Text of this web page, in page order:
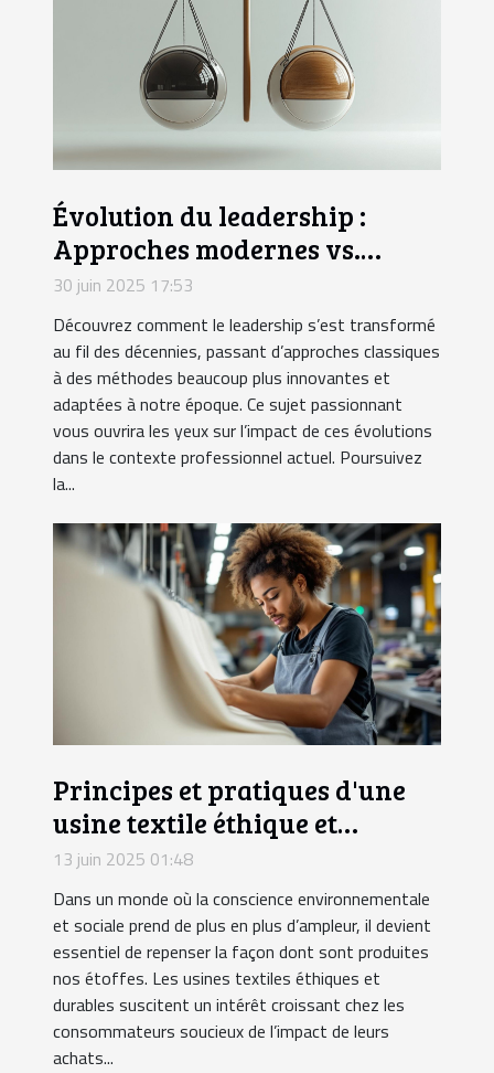
Évolution du leadership :
Approches modernes vs.
traditionnelles
30 juin 2025 17:53
Découvrez comment le leadership s’est transformé
au fil des décennies, passant d’approches classiques
à des méthodes beaucoup plus innovantes et
adaptées à notre époque. Ce sujet passionnant
vous ouvrira les yeux sur l’impact de ces évolutions
dans le contexte professionnel actuel. Poursuivez
la...
Principes et pratiques d'une
usine textile éthique et
durable
13 juin 2025 01:48
Dans un monde où la conscience environnementale
et sociale prend de plus en plus d’ampleur, il devient
essentiel de repenser la façon dont sont produites
nos étoffes. Les usines textiles éthiques et
durables suscitent un intérêt croissant chez les
consommateurs soucieux de l’impact de leurs
achats...